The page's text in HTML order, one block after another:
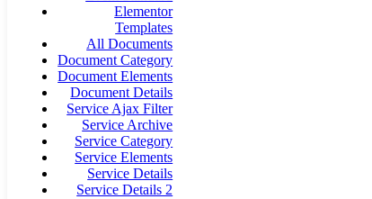
Elementor
Templates
All Documents
Document Category
Document Elements
Document Details
Service Ajax Filter
Service Archive
Service Category
Service Elements
Service Details
Service Details 2